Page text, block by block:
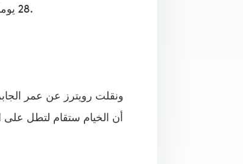
28 يوما من 21 نوفمبر/تشرين الثاني حتى 18 ديسمبر/كانون الأول المقبلين.
ونقلت رويترز عن عمر
أن الخيام ستقام لتطل على